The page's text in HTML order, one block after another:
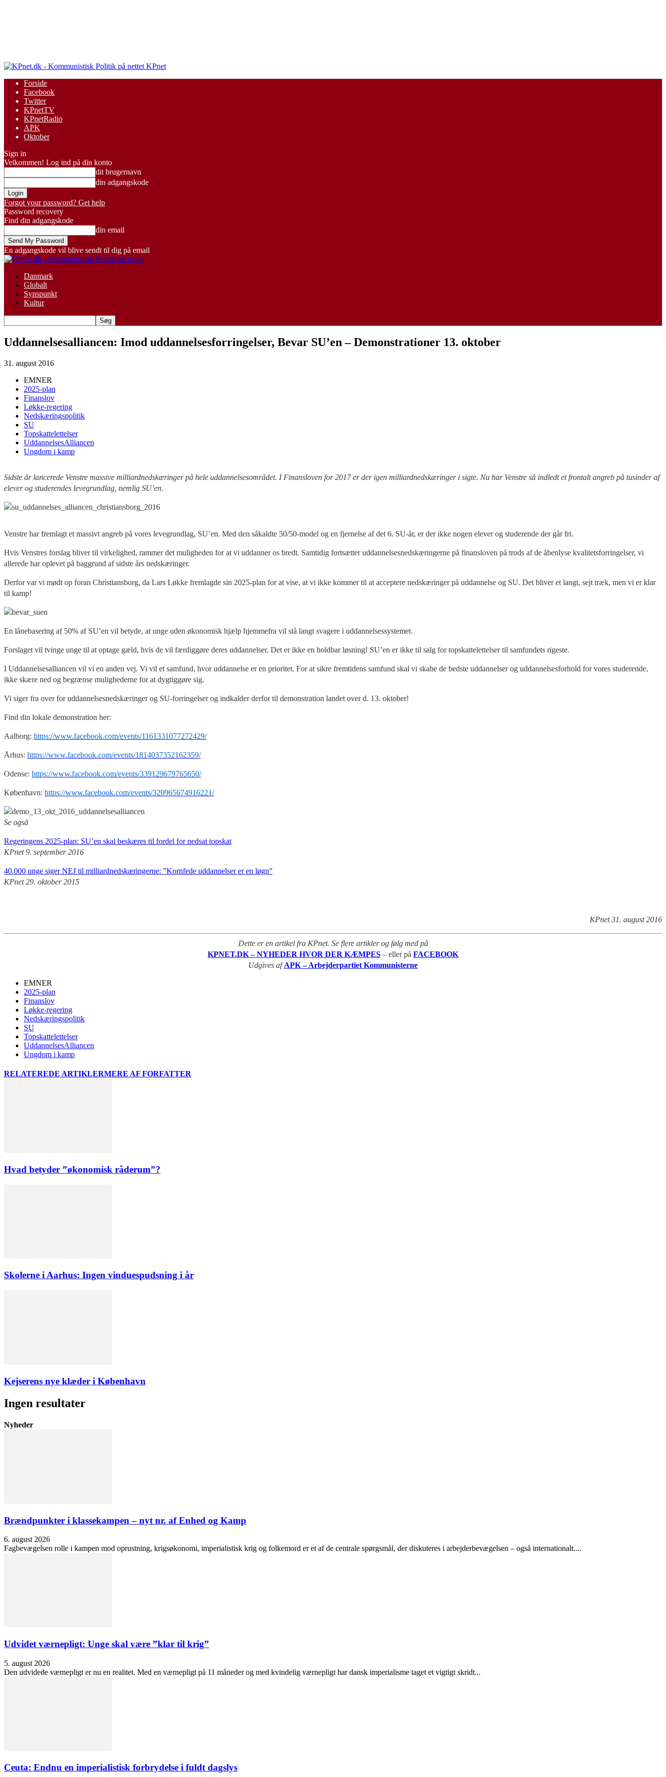
KPnet
Forside
Facebook
Twitter
KPnetTV
KPnetRadio
APK
Oktober
Sign in
Velkommen! Log ind på din konto
dit brugernavn
din adgangskode
Forgot your password? Get help
Password recovery
Find din adgangskode
din email
En adgangskode vil blive sendt til dig på email
Danmark
Globalt
Synspunkt
Kultur
Uddannelsesalliancen: Imod uddannelsesforringelser, Bevar SU’en – Demonstrationer 13. oktober
31. august 2016
EMNER
2025-plan
Finanslov
Løkke-regering
Nedskæringspolitik
SU
Topskattelettelser
UddannelsesAlliancen
Ungdom i kamp
Sidste år lancerede Venstre massive milliardnedskæringer på hele uddannelsesområdet. I Finansloven for 2017 er der igen milliardnedskæringer i sigte. Nu har Venstre så indledt et frontalt angreb på tusinder af
elever og studerendes levegrundlag, nemlig SU’en.
Venstre har fremlagt et massivt angreb på vores levegrundlag, SU’en. Med den såkaldte 50/50-model og en fjernelse af det 6. SU-år, er der ikke nogen elever og studerende der går fri.
Hvis Venstres forslag bliver til virkelighed, rammer det muligheden for at vi uddanner os bredt. Samtidig fortsætter uddannelsesnedskæringerne på finansloven på trods af de åbenlyse kvalitetsforringelser, vi
allerede har oplevet på baggrund af sidste års nedskæringer.
Derfor var vi mødt op foran Christiansborg, da Lars Løkke fremlagde sin 2025-plan for at vise, at vi ikke kommer til at acceptere nedskæringer på uddannelse og SU. Det bliver et langt, sejt træk, men vi er klar
til kamp!
En lånebasering af 50% af SU’en vil betyde, at unge uden økonomisk hjælp hjemmefra vil stå langt svagere i uddannelsessystemet.
Forslaget vil tvinge unge til at optage gæld, hvis de vil færdiggøre deres uddannelser. Det er ikke en holdbar løsning! SU’en er ikke til salg for topskattelettelser til samfundets rigeste.
I Uddannelsesalliancen vil vi en anden vej. Vi vil et samfund, hvor uddannelse er en prioritet. For at sikre fremtidens samfund skal vi skabe de bedste uddannelser og uddannelsesforhold for vores studerende,
ikke skære ned og begrænse mulighederne for at dygtiggøre sig.
Vi siger fra over for uddannelsesnedskæringer og SU-forringelser og indkalder derfor til demonstration landet over d. 13. oktober!
Find din lokale demonstration her:
Aalborg: https://www.facebook.com/events/1161331077272429/
Århus: https://www.facebook.com/events/1814037352162359/
Odense: https://www.facebook.com/events/339129679765650/
København: https://www.facebook.com/events/320965674916221/
Se også
Regeringens 2025-plan: SU’en skal beskæres til fordel for nedsat topskat
KPnet 9. september 2016
40.000 unge siger NEJ til milliardnedskæringerne: ”Kornfede uddannelser er en løgn”
KPnet 29. oktober 2015
KPnet 31. august 2016
Dette er en artikel fra KPnet. Se flere artikler og følg med på
KPNET.DK – NYHEDER HVOR DER KÆMPES – eller på FACEBOOK
Udgives afAPK – Arbejderpartiet Kommunisterne
EMNER
2025-plan
Finanslov
Løkke-regering
Nedskæringspolitik
SU
Topskattelettelser
UddannelsesAlliancen
Ungdom i kamp
RELATEREDE ARTIKLERMERE AF FORFATTER
Hvad betyder ”økonomisk råderum”?
Skolerne i Aarhus: Ingen vinduespudsning i år
Kejserens nye klæder i København
Ingen resultater
Nyheder
Brændpunkter i klassekampen – nyt nr. af Enhed og Kamp
6. august 2026
Fagbevægelsen rolle i kampen mod oprustning, krigsøkonomi, imperialistisk krig og folkemord er et af de centrale spørgsmål, der diskuteres i arbejderbevægelsen – også internationalt....
Udvidet værnepligt: Unge skal være ”klar til krig”
5. august 2026
Den udvidede værnepligt er nu en realitet. Med en værnepligt på 11 måneder og med kvindelig værnepligt har dansk imperialisme taget et vigtigt skridt...
Ceuta: Endnu en imperialistisk forbrydelse i fuldt dagslys